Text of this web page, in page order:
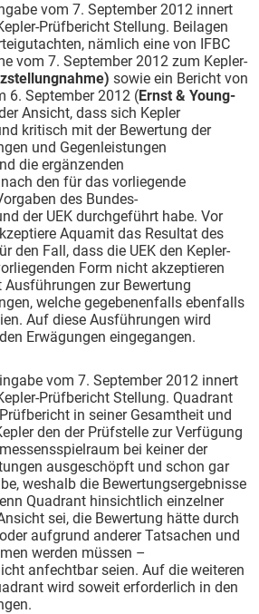
vom 7. September 2012 innert
Prüf­bericht Stellung. Beilagen
nämlich eine von IFBC
vom 7. September 2012 zum Kepler-
sowie ein Bericht von
6. September 2012 (Ernst & Young-
Ansicht, dass sich Kepler
kritisch mit der Bewertung der
und Gegenleistungen
die ergänzenden
den für das vorliegende
des Bundes­
der UEK durchgeführt habe. Vor
Aquamit das Resultat des
den Fall, dass die UEK den Kepler-
Form nicht akzeptieren
zur Bewertung
welche gegebenenfalls ebenfalls
Auf diese Ausführungen wird
Erwägungen eingegangen.
vom 7. September 2012 innert
Prüf­bericht Stellung. Quadrant
in seiner Gesamtheit und
den der Prüfstelle zur Verfügung
bei keiner der
ausgeschöpft und schon gar
weshalb die Bewertungsergebnisse
Quadrant hinsichtlich einzelner
sei, die Bewertung hätte durch
aufgrund anderer Tatsachen und
werden müssen –
anfechtbar seien. Auf die weiteren
wird soweit erforderlich in den